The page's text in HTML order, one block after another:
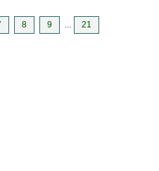
8 9 ... 21